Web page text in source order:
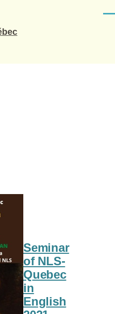
Seminar
of NLS-
Quebec
in
English